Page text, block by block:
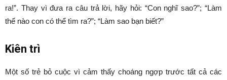
ra!”. Thay vì đưa ra câu trả lời, hãy hỏi: “Con nghĩ sao?”; “Làm
thế nào con có thể tìm ra?”; “Làm sao bạn biết?”
Kiên trì
Một số trẻ bỏ cuộc vì cảm thấy choáng ngợp trước tất cả các